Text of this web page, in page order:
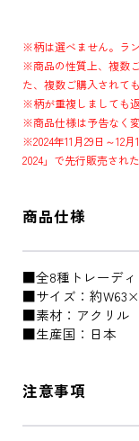
※柄は選べません。ラ
※商品の性質上、複数
た、複数ご購入されて
※柄が重複しましても
※商品仕様は予告なく
※2024年11月29日～12
2024」で先行販売され
商品仕様
■全8種トレーデ
■サイズ：約
■素材：アクリル
■生産国：日本
注意事項